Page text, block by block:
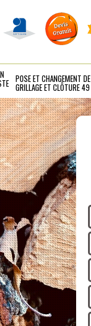
POSE ET CHANGEMENT DE
GRILLAGE ET CLÔTURE 49